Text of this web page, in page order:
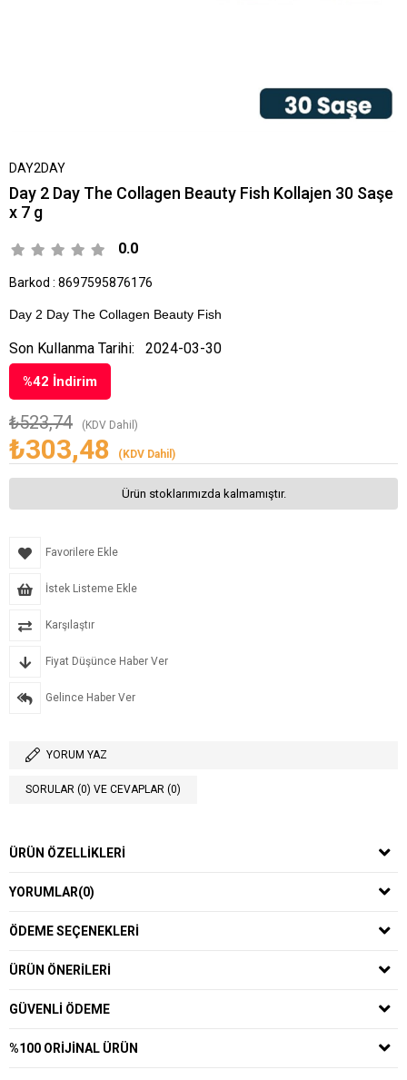
DAY2DAY
Day 2 Day The Collagen Beauty Fish Kollajen 30 Saşe
x 7 g
0.0
Barkod : 8697595876176
Day 2 Day The Collagen Beauty Fish
%42 İndirim
₺523,74 (KDV Dahil)
₺303,48 (KDV Dahil)
Son Kullanma Tarihi: 2024-03-30
Ürün stoklarımızda kalmamıştır.
Favorilere Ekle
İstek Listeme Ekle
Karşılaştır
Fiyat Düşünce Haber Ver
Gelince Haber Ver
YORUM YAZ
SORULAR (0) VE CEVAPLAR (0)
ÜRÜN ÖZELLIKLERI
YORUMLAR(0)
ÖDEME SEÇENEKLERI
ÜRÜN ÖNERILERI
GÜVENLI ÖDEME
%100 ORIJINAL ÜRÜN